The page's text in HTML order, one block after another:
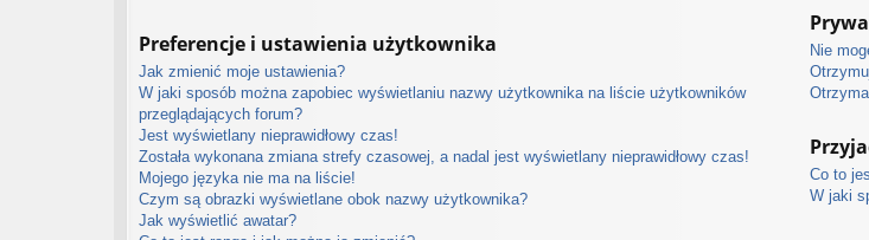
Preferencje i ustawienia użytkownika
Jak zmienić moje ustawienia?
W jaki sposób można zapobiec wyświetlaniu nazwy użytkownika na liście użytkowników
przeglądających forum?
Jest wyświetlany nieprawidłowy czas!
Została wykonana zmiana strefy czasowej, a nadal jest wyświetlany nieprawidłowy czas!
Mojego języka nie ma na liście!
Czym są obrazki wyświetlane obok nazwy użytkownika?
Jak wyświetlić awatar?
Nie
Co to
W jaki